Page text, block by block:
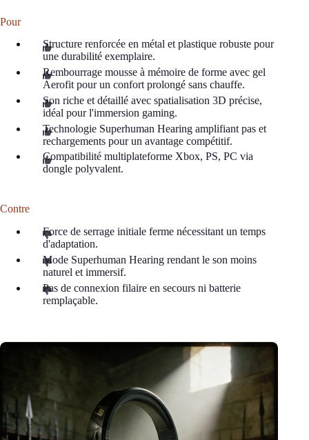
Pour
Structure renforcée en métal et plastique robuste pour
une durabilité exemplaire.
Rembourrage mousse à mémoire de forme avec gel
Aerofit pour un confort prolongé sans chauffe.
Son riche et détaillé avec spatialisation 3D précise,
idéal pour l'immersion gaming.
Technologie Superhuman Hearing amplifiant pas et
rechargements pour un avantage compétitif.
Compatibilité multiplateforme Xbox, PS, PC via
dongle polyvalent.
Contre
Force de serrage initiale ferme nécessitant un temps
d'adaptation.
Mode Superhuman Hearing rendant le son moins
naturel et immersif.
Pas de connexion filaire en secours ni batterie
remplaçable.